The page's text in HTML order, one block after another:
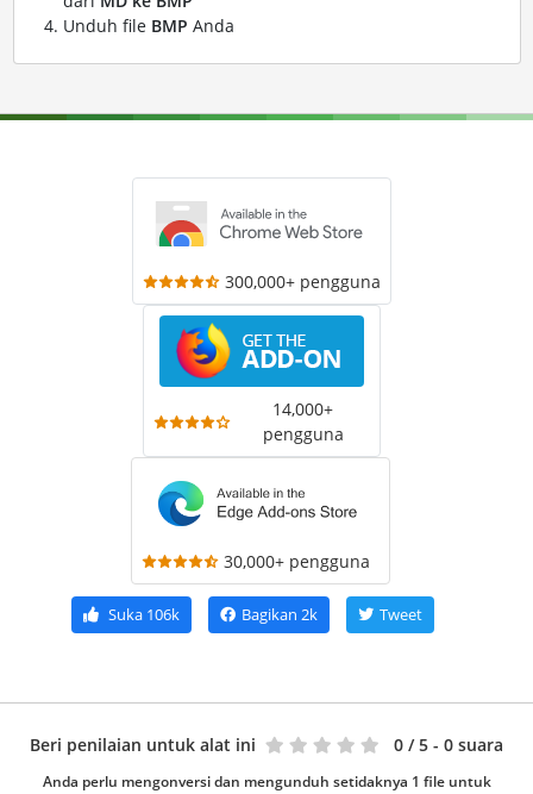
Unduh file BMP Anda
300,000+ pengguna
14,000+
pengguna
30,000+ pengguna
Suka106k Bagikan 2k Tweet
Beri penilaian untuk alat ini 0 / 5 - 0 suara
Anda perlu mengonversi dan mengunduh setidaknya 1 file untuk